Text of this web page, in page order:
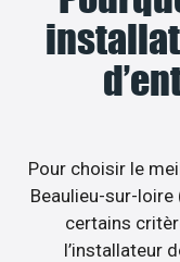
Pour choisir le
Beaulieu-sur-
certains
l’installateur